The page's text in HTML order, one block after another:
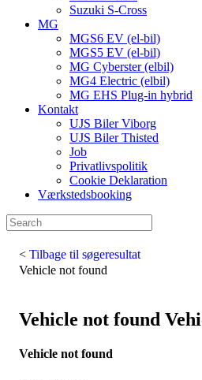
Suzuki S-Cross
MG
MGS6 EV (el-bil)
MGS5 EV (el-bil)
MG Cyberster (elbil)
MG4 Electric (elbil)
MG EHS Plug-in hybrid
Kontakt
UJS Biler Viborg
UJS Biler Thisted
Job
Privatlivspolitik
Cookie Deklaration
Værkstedsbooking
< Tilbage til søgeresultat
Vehicle not found
Vehicle not found
Vehicle not found